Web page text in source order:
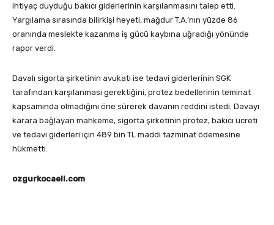
ihtiyaç duyduğu bakıcı giderlerinin karşılanmasını talep etti.
Yargılama sırasında bilirkişi heyeti, mağdur T.A.’nın yüzde 86
oranında meslekte kazanma iş gücü kaybına uğradığı yönünde
rapor verdi.
Davalı sigorta şirketinin avukatı ise tedavi giderlerinin SGK
tarafından karşılanması gerektiğini, protez bedellerinin teminat
kapsamında olmadığını öne sürerek davanın reddini istedi. Davayı
karara bağlayan mahkeme, sigorta şirketinin protez, bakıcı ücreti
ve tedavi giderleri için 489 bin TL maddi tazminat ödemesine
hükmetti.
ozgurkocaeli.com